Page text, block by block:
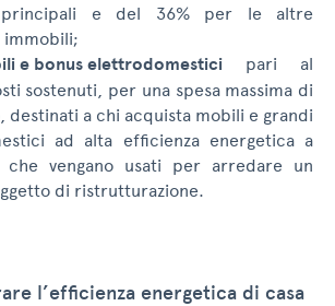
principali e del 36% per le altre
e bonus elettrodomestici pari al
sostenuti, per una spesa massima di
destinati a chi acquista mobili e grandi
ad alta efficienza energetica a
che vengano usati per arredare un
di ristrutturazione.
l’efficienza energetica di casa